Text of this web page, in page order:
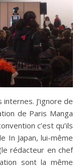
J’ignore de
de Paris Manga
c’est qu’ils
In Japan, lui-même
rédacteur en chef
sont la même